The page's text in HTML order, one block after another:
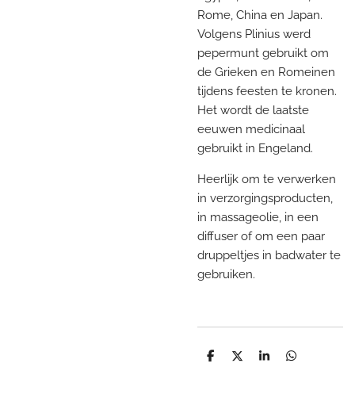
Rome, China en Japan.
Volgens Plinius werd
pepermunt gebruikt om
de Grieken en Romeinen
tijdens feesten te kronen.
Het wordt de laatste
eeuwen medicinaal
gebruikt in Engeland.
Heerlijk om te verwerken
in verzorgingsproducten,
in massageolie, in een
diffuser of om een paar
druppeltjes in badwater te
gebruiken.
D
D
S
D